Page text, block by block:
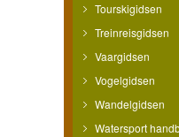
Tourskigidsen
Treinreisgidsen
Vaargidsen
Vogelgidsen
Wandelgidsen
Watersport